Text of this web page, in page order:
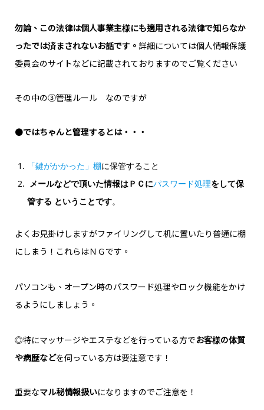
勿論、この法律は個人事業主様にも適用される法律で知らなか
ったでは済まされないお話です。 詳細については個人情報保護
委員会のサイトなどに記載されておりますのでご覧ください
その中の③管理ルール なのですが
●ではちゃんと管理するとは・・・
「鍵がかかった」棚に保管すること
メールなどで頂いた情報はＰＣにパスワード処理をして保
管する ということです。
よくお見掛けしますがファイリングして机に置いたり普通に棚
にしまう！これらはＮＧです。
パソコンも、オープン時のパスワード処理やロック機能をかけ
るようにしましょう。
◎特にマッサージやエステなどを行っている方でお客様の体質
や病歴などを伺っている方は要注意です！
重要なマル秘情報扱いになりますのでご注意を！